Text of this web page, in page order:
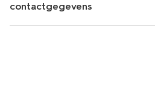
contactgegevens